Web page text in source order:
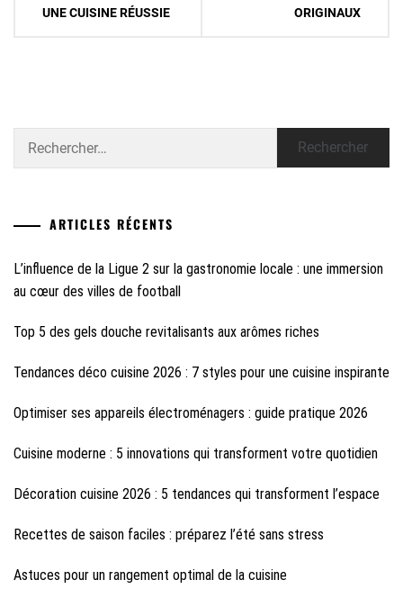
l’article
UNE CUISINE RÉUSSIE
ORIGINAUX
ARTICLES RÉCENTS
L’influence de la Ligue 2 sur la gastronomie locale : une immersion
au cœur des villes de football
Top 5 des gels douche revitalisants aux arômes riches
Tendances déco cuisine 2026 : 7 styles pour une cuisine inspirante
Optimiser ses appareils électroménagers : guide pratique 2026
Cuisine moderne : 5 innovations qui transforment votre quotidien
Décoration cuisine 2026 : 5 tendances qui transforment l’espace
Recettes de saison faciles : préparez l’été sans stress
Astuces pour un rangement optimal de la cuisine